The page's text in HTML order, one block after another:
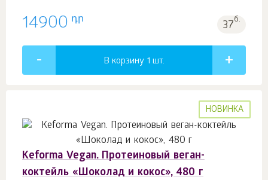
14900 դր 37б.
В корзину 1 шт.
НОВИНКА
Keforma Vegan. Протеиновый веган-
коктейль «Шоколад и кокос», 480 г